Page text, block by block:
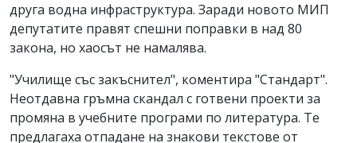
друга водна инфраструктура. Заради новото МИП
депутатите правят спешни поправки в над 80
закона, но хаосът не намалява.
"Училище със закъснител", коментира "Стандарт".
Неотдавна гръмна скандал с готвени проекти за
промяна в учебните програми по литература. Те
предлагаха отпадане на знакови текстове от